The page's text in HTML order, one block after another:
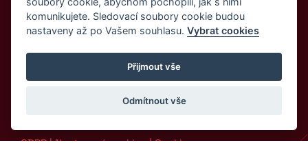
GDPR | Nastavení cookies | Cookies
komunikujete. Sledovací soubory cookie budou
nastaveny až po Vašem souhlasu.Vybrat cookies
Přijmout vše
Odmítnout vše